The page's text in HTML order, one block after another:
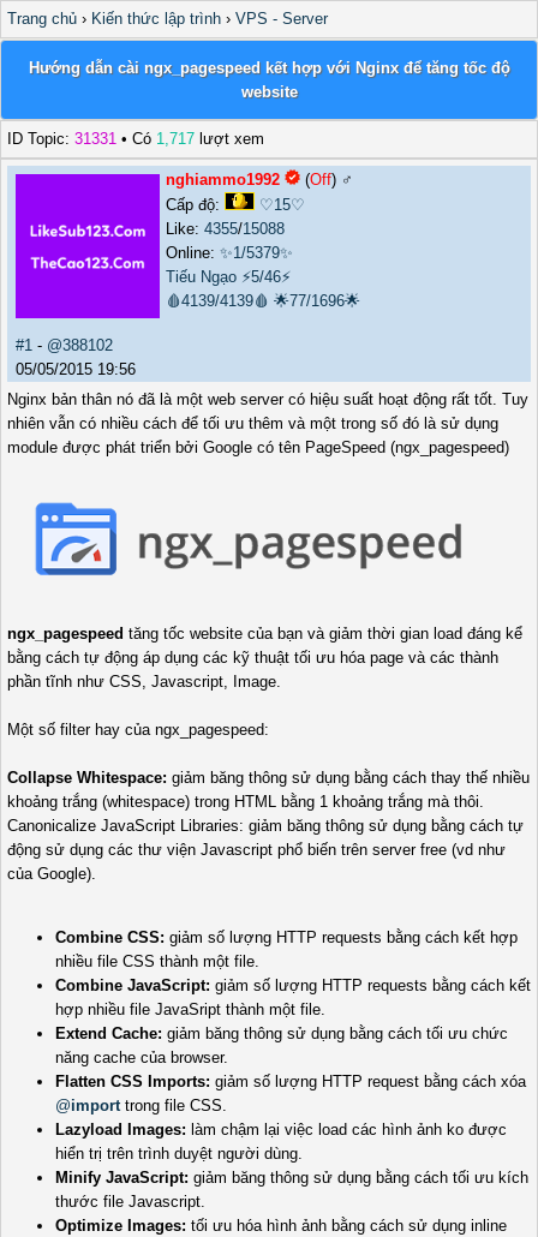
Trang chủ › Kiến thức lập trình › VPS - Server
Hướng dẫn cài ngx_pagespeed kết hợp với Nginx để tăng tốc độ
website
ID Topic: 31331 • Có 1,717 lượt xem
nghiammo1992 (Off) ♂️
Cấp độ:
♡15♡
Like: 4355/15088
Online: ✨1/5379✨
Tiếu Ngạo ⚡5/46⚡
🩸4139/4139🩸 🌟77/1696🌟
#1 - @388102
05/05/2015 19:56
Nginx bản thân nó đã là một web server có hiệu suất hoạt động rất tốt. Tuy
nhiên vẫn có nhiều cách để tối ưu thêm và một trong số đó là sử dụng
module được phát triển bởi Google có tên PageSpeed (ngx_pagespeed)
ngx_pagespeed tăng tốc website của bạn và giảm thời gian load đáng kể
bằng cách tự động áp dụng các kỹ thuật tối ưu hóa page và các thành
phần tĩnh như CSS, Javascript, Image.
Một số filter hay của ngx_pagespeed:
Collapse Whitespace: giảm băng thông sử dụng bằng cách thay thế nhiều
khoảng trắng (whitespace) trong HTML bằng 1 khoảng trắng mà thôi.
Canonicalize JavaScript Libraries: giảm băng thông sử dụng bằng cách tự
động sử dụng các thư viện Javascript phổ biến trên server free (vd như
của Google).
Combine CSS: giảm số lượng HTTP requests bằng cách kết hợp
nhiều file CSS thành một file.
Combine JavaScript: giảm số lượng HTTP requests bằng cách kết
hợp nhiều file JavaSript thành một file.
Extend Cache: giảm băng thông sử dụng bằng cách tối ưu chức
năng cache của browser.
Flatten CSS Imports: giảm số lượng HTTP request bằng cách xóa
@importtrong file CSS.
Lazyload Images: làm chậm lại việc load các hình ảnh ko được
hiển trị trên trình duyệt người dùng.
Minify JavaScript: giảm băng thông sử dụng bằng cách tối ưu kích
thước file Javascript.
Optimize Images: tối ưu hóa hình ảnh bằng cách sử dụng inline